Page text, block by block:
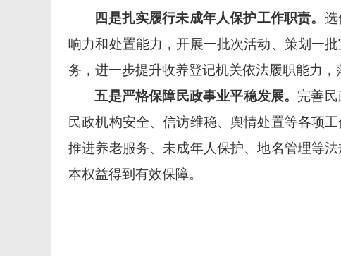
四是扎实履行未成年人保护工作职责。 选
响力和处置能力，开展一批次活动、策划一
务，进一步提升收养登记机关依法履职能力，
五是严格保障民政事业平稳发展。 完善
民政机构安全、信访维稳、舆情处置等各项
推进养老服务、未成年人保护、地名管理等
本权益得到有效保障。